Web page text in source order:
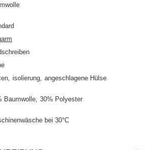
isolierung angeschlagene Hülse
Baumwolle 30% Polyester
bei 30°C